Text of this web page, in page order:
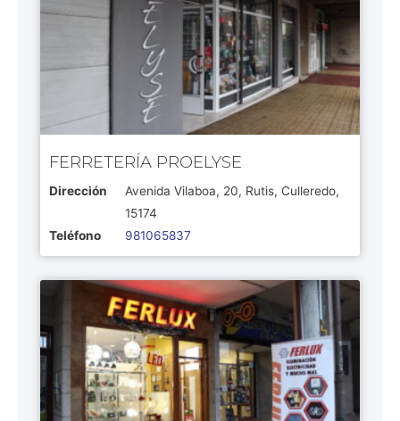
FERRETERÍA PROELYSE
Dirección
Avenida Vilaboa, 20, Rutis, Culleredo,
15174
Teléfono
981065837